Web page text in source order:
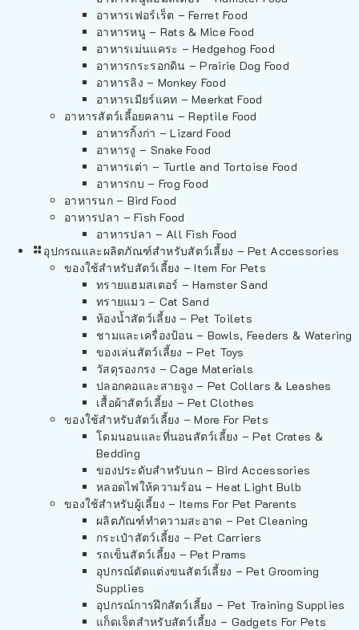
อาหารเฟอร์เร็ต – Ferret Food
อาหารหนู – Rats & Mice Food
อาหารเม่นแคระ – Hedgehog Food
อาหารกระรอกดิน – Prairie Dog Food
อาหารลิง – Monkey Food
อาหารเมียร์แคท – Meerkat Food
อาหารสัตว์เลี้อยคลาน – Reptile Food
อาหารกิ้งก่า – Lizard Food
อาหารงู – Snake Food
อาหารเต่า – Turtle and Tortoise Food
อาหารกบ – Frog Food
อาหารนก – Bird Food
อาหารปลา – Fish Food
อาหารปลา – All Fish Food
อุปกรณและผลิตภัณฑ์สำหรับสัตว์เลี้ยง – Pet Accessories
ของใช้สำหรับสัตว์เลี้ยง – Item For Pets
ทรายแฮมสเตอร์ – Hamster Sand
ทรายแมว – Cat Sand
ห้องน้ำสัตว์เลี้ยง – Pet Toilets
ชามและเครื่องป้อน – Bowls, Feeders & Watering
ของเล่นสัตว์เลี้ยง – Pet Toys
วัสดุรองกรง – Cage Materials
ปลอกคอและสายจูง – Pet Collars & Leashes
เสื้อผ้าสัตว์เลี้ยง – Pet Clothes
ของใช้สำหรับสัตว์เลี้ยง – More For Pets
โดมนอนและที่นอนสัตว์เลี้ยง – Pet Crates &
Bedding
ของประดับสำหรับนก – Bird Accessories
หลอดไฟให้ความร้อน – Heat Light Bulb
ของใช้สำหรับผู้เลี้ยง – Items For Pet Parents
ผลิตภัณฑ์ทำความสะอาด – Pet Cleaning
กระเป๋าสัตว์เลี้ยง – Pet Carriers
รถเข็นสัตว์เลี้ยง – Pet Prams
อุปกรณ์ตัดแต่งขนสัตว์เลี้ยง – Pet Grooming
Supplies
อุปกรณ์การฝึกสัตว์เลี้ยง – Pet Training Supplies
แก็ดเจ็ตสำหรับสัตว์เลี้ยง – Gadgets For Pets